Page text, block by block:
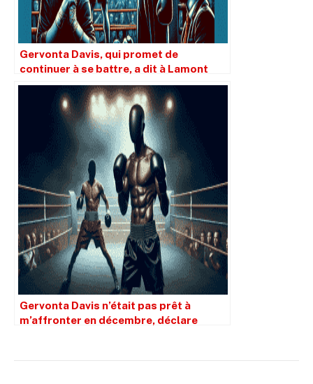
Gervonta Davis, qui promet de
continuer à se battre, a dit à Lamont
Roach Jnr qu’il ne remporterait pas la
décision.
Gervonta Davis n’était pas prêt à
m’affronter en décembre, déclare